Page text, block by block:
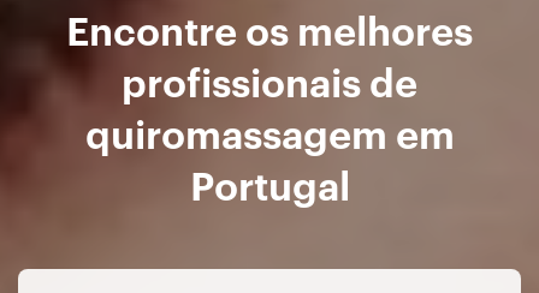
Encontre os melhores
profissionais de
quiromassagem em
Portugal